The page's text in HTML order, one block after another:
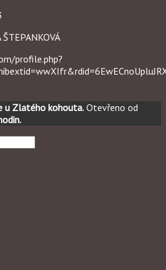
profile.php?
u Zlatého kohouta. Otevřeno od